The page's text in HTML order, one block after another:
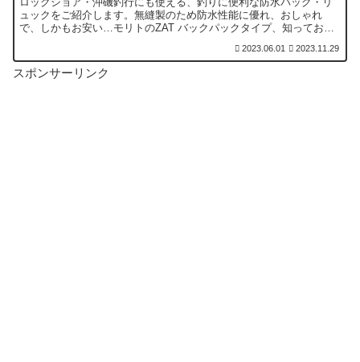
ュックをご紹介します。無縫製のため防水性能に優れ、おしゃれ
で、しかもお安い…モリトのZAT バックパックタイプ、知っておい
2023.06.01 2023.11.29
スポンサーリンク